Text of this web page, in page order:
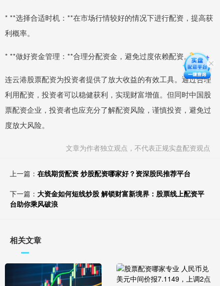
* **选择合适时机：**在市场行情较好的情况下进行配资，提高获
利概率。
* **做好资金管理：**合理分配资金，避免过度依赖配资。
连云港股票配资为投资者提供了放大收益的有效工具。通过合理
利用配资，投资者可以稳健获利，实现财富增值。但同时中国股
票配资企业，投资者也应充分了解配资风险，谨慎投资，避免过
度放大风险。
文章为作者独立观点，不代表正规实盘配资观点
上一篇： 在线期货配资 炒股配资哪家好？资深股民推荐平台
下一篇： 大资金如何短线炒股 解锁财富新境界：股票线上配资平
台助你乘风破浪
相关文章